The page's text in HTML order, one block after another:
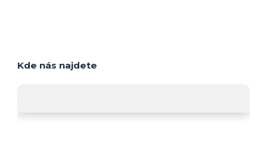
Kde nás najdete